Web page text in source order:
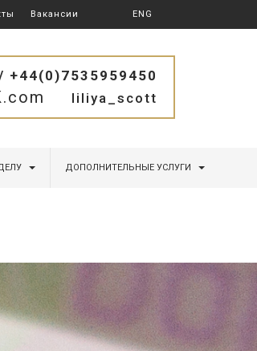
Вакансии ENG
+44(0)7535959450
liliya_scott
ДОПОЛНИТЕЛЬНЫЕ УСЛУГИ